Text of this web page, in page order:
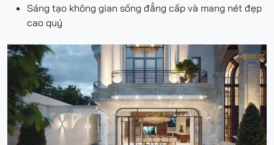
Sáng tạo không gian sống đẳng cấp và mang nét đẹp
cao quý